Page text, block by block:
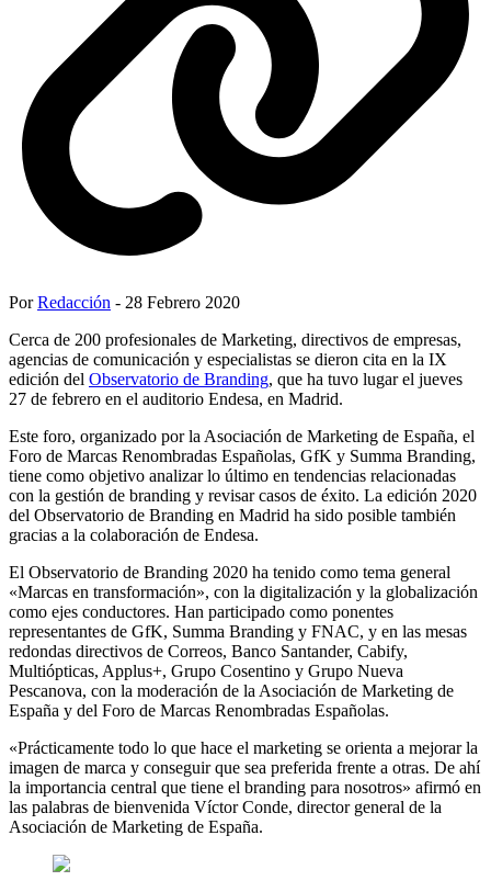
PorRedacción - 28 Febrero 2020
Cerca de 200 profesionales de Marketing, directivos de empresas,
agencias de comunicación y especialistas se dieron cita en la IX
edición del Observatorio de Branding, que ha tuvo lugar el jueves
27 de febrero en el auditorio Endesa, en Madrid.
Este foro, organizado por la Asociación de Marketing de España, el
Foro de Marcas Renombradas Españolas, GfK y Summa Branding,
tiene como objetivo analizar lo último en tendencias relacionadas
con la gestión de branding y revisar casos de éxito. La edición 2020
del Observatorio de Branding en Madrid ha sido posible también
gracias a la colaboración de Endesa.
El Observatorio de Branding 2020 ha tenido como tema general
«Marcas en transformación», con la digitalización y la globalización
como ejes conductores. Han participado como ponentes
representantes de GfK, Summa Branding y FNAC, y en las mesas
redondas directivos de Correos, Banco Santander, Cabify,
Multiópticas, Applus+, Grupo Cosentino y Grupo Nueva
Pescanova, con la moderación de la Asociación de Marketing de
España y del Foro de Marcas Renombradas Españolas.
«Prácticamente todo lo que hace el marketing se orienta a mejorar la
imagen de marca y conseguir que sea preferida frente a otras. De ahí
la importancia central que tiene el branding para nosotros» afirmó en
las palabras de bienvenida Víctor Conde, director general de la
Asociación de Marketing de España.